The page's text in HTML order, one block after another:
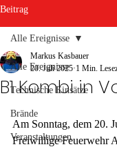
Beitrag
Alle Ereignisse
Technische Einsätze
Brände
Veranstaltungen
Alle Ereignisse
B1 Kombi in
Markus Kasbauer
20. Juli 2025 1 Min.
Am Sonntag, dem 20.
Freiwillige Feuerwehr